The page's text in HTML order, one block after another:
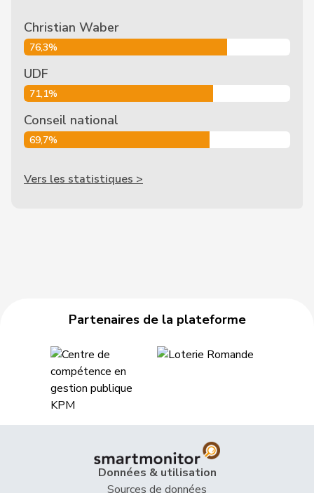
Christian Waber
76,3%
UDF
71,1%
Conseil national
69,7%
Vers les statistiques >
Partenaires de la plateforme
Données & utilisation
Sources de données